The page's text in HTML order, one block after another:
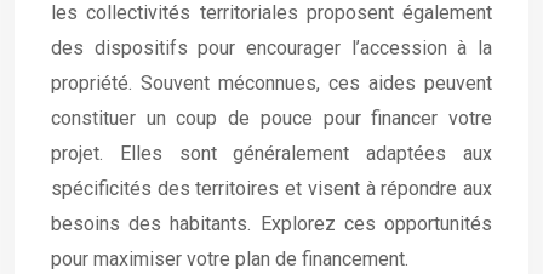
les collectivités territoriales proposent également
des dispositifs pour encourager l’accession à la
propriété. Souvent méconnues, ces aides peuvent
constituer un coup de pouce pour financer votre
projet. Elles sont généralement adaptées aux
spécificités des territoires et visent à répondre aux
besoins des habitants. Explorez ces opportunités
pour maximiser votre plan de financement.